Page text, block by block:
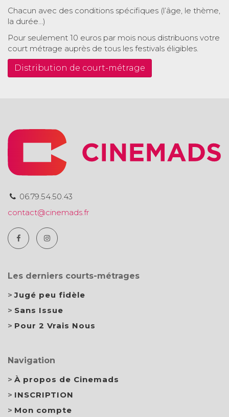
Chacun avec des conditions spécifiques (l’âge, le thème,
la durée…)
Pour seulement 10 euros par mois nous distribuons votre
court métrage auprès de tous les festivals éligibles.
Distribution de court-métrage
06.79.54.50.43
contact@cinemads.fr
Les derniers courts-métrages
Jugé peu fidèle
Sans Issue
Pour 2 Vrais Nous
Navigation
À propos de Cinemads
INSCRIPTION
Mon compte